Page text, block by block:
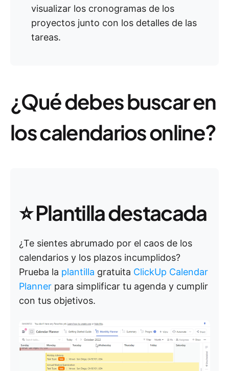
visualizar los cronogramas de los
proyectos junto con los detalles de las
tareas.
¿Qué debes buscar en
los calendarios online?
⭐ Plantilla destacada
¿Te sientes abrumado por el caos de los
calendarios y los plazos incumplidos?
Prueba la plantilla gratuita ClickUp Calendar
Planner para simplificar tu agenda y cumplir
con tus objetivos.